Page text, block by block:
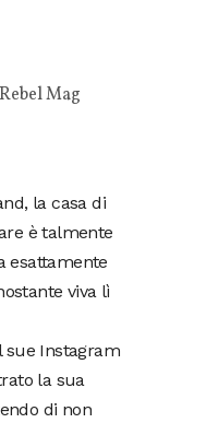
Rebel Mag
la casa di
è talmente
esattamente
viva lì
sue Instagram
la sua
di non